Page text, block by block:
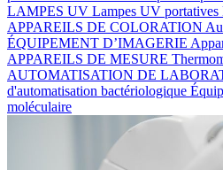
LAMPES UV Lampes UV portatives
APPAREILS DE COLORATION
ÉQUIPEMENT D’IMAGERIE
APPAREILS DE MESURE
AUTOMATISATION DE
d'automatisation bactériologique
moléculaire